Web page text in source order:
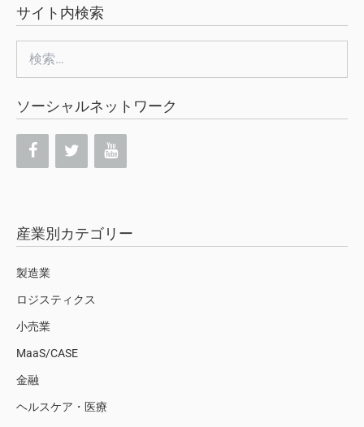
サイト内検索
索:
ソーシャルネットワーク
産業別カテゴリー
製造業
ロジスティクス
小売業
MaaS/CASE
金融
ヘルスケア・医療